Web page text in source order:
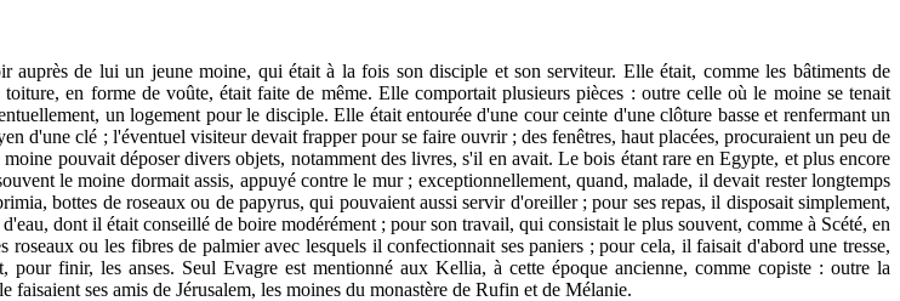
de lui un jeune moine, qui était à la fois son disciple et son serviteur. Elle était, comme les bâtiments de
en forme de voûte, était faite de même. Elle comportait plusieurs pièces : outre celle où le moine se tenait
un logement pour le disciple. Elle était entourée d'une cour ceinte d'une clôture basse et renfermant un
d'une clé ; l'éventuel visiteur devait frapper pour se faire ouvrir ; des fenêtres, haut placées, procuraient un peu de
pouvait déposer divers objets, notamment des livres, s'il en avait. Le bois étant rare en Egypte, et plus encore
le moine dormait assis, appuyé contre le mur ; exceptionnellement, quand, malade, il devait rester longtemps
bottes de roseaux ou de papyrus, qui pouvaient aussi servir d'oreiller ; pour ses repas, il disposait simplement,
dont il était conseillé de boire modérément ; pour son travail, qui consistait le plus souvent, comme à Scété, en
ou les fibres de palmier avec lesquels il confectionnait ses paniers ; pour cela, il faisait d'abord une tresse,
finir, les anses. Seul Evagre est mentionné aux Kellia, à cette époque ancienne, comme copiste : outre la
ses amis de Jérusalem, les moines du monastère de Rufin et de Mélanie.